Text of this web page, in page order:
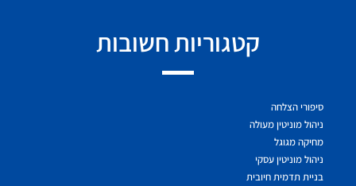
קטגוריות חשובות
סיפורי הצלחה
ניהול מוניטין מעולה
מחיקה מגוגל
ניהול מוניטין עסקי
בניית תדמית חיובית